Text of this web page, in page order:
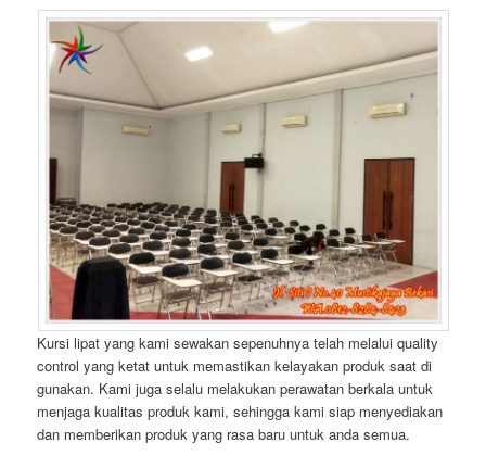
Kursi lipat yang kami sewakan sepenuhnya telah melalui quality
control yang ketat untuk memastikan kelayakan produk saat di
gunakan. Kami juga selalu melakukan perawatan berkala untuk
menjaga kualitas produk kami, sehingga kami siap menyediakan
dan memberikan produk yang rasa baru untuk anda semua.